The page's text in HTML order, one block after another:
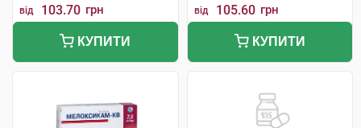
від 103.70 грн
КУПИТИ
від 105.60 грн
КУПИТИ